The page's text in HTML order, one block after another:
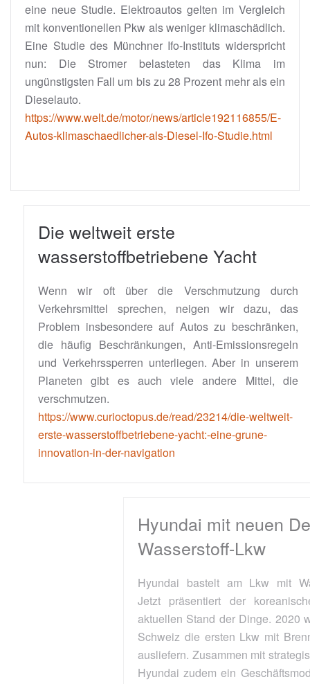
eine neue Studie. Elektroautos gelten im Vergleich
mit konventionellen Pkw als weniger klimaschädlich.
Eine Studie des Münchner Ifo-Instituts widerspricht
nun: Die Stromer belasteten das Klima im
ungünstigsten Fall um bis zu 28 Prozent mehr als ein
Dieselauto.
https://www.welt.de/motor/news/article192116855/E-
Autos-klimaschaedlicher-als-Diesel-Ifo-Studie.html
Die weltweit erste
wasserstoffbetriebene Yacht
Wenn wir oft über die Verschmutzung durch
Verkehrsmittel sprechen, neigen wir dazu, das
Problem insbesondere auf Autos zu beschränken,
die häufig Beschränkungen, Anti-Emissionsregeln
und Verkehrssperren unterliegen. Aber in unserem
Planeten gibt es auch viele andere Mittel, die
verschmutzen.
https://www.curioctopus.de/read/23214/die-weltweit-
erste-wasserstoffbetriebene-yacht:-eine-grune-
innovation-in-der-navigation
Hyundai mit neuen Details zum
Wasserstoff-Lkw
Hyundai bastelt am Lkw mit Wasserstoff-Antrieb.
Jetzt präsentiert der koreanische Hersteller den
aktuellen Stand der Dinge. 2020 will Hyundai in der
Schweiz die ersten Lkw mit Brennstoffzellenantrieb
ausliefern. Zusammen mit strategischen Partnern hat
Hyundai zudem ein Geschäftsmodell entwickelt, mit